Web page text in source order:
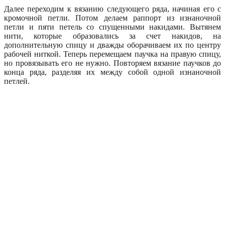
Далее переходим к вязанию следующего ряда, начиная его с
кромочной петли. Потом делаем раппорт из изнаночной
петли и пяти петель со спущенными накидами. Вытянем
нити, которые образовались за счет накидов, на
дополнительную спицу и дважды оборачиваем их по центру
рабочей ниткой. Теперь перемещаем паучка на правую спицу,
но провязывать его не нужно. Повторяем вязание паучков до
конца ряда, разделяя их между собой одной изнаночной
петлей.